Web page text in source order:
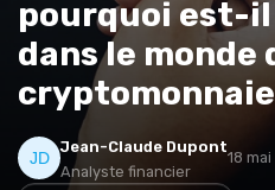
pourquoi est-
dans le monde
Jean-Claude Dupont
Analyste financier
18